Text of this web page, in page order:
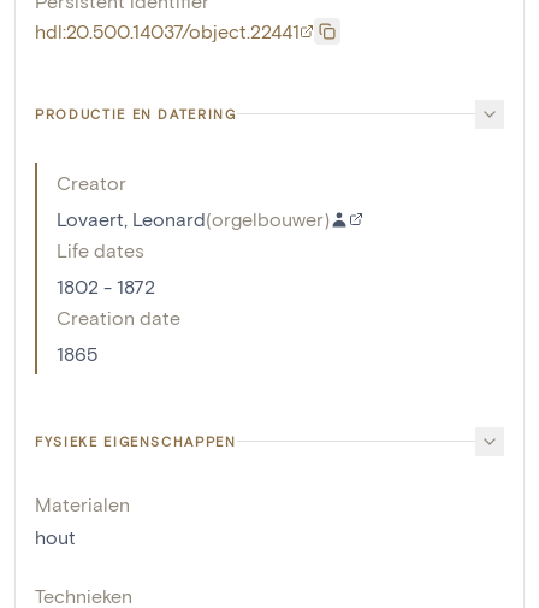
hdl:20.500.14037/object.22441
PRODUCTIE EN DATERING
Creator
Lovaert, Leonard(orgelbouwer)
Life dates
1802 - 1872
Creation date
1865
FYSIEKE EIGENSCHAPPEN
Materialen
hout
Technieken